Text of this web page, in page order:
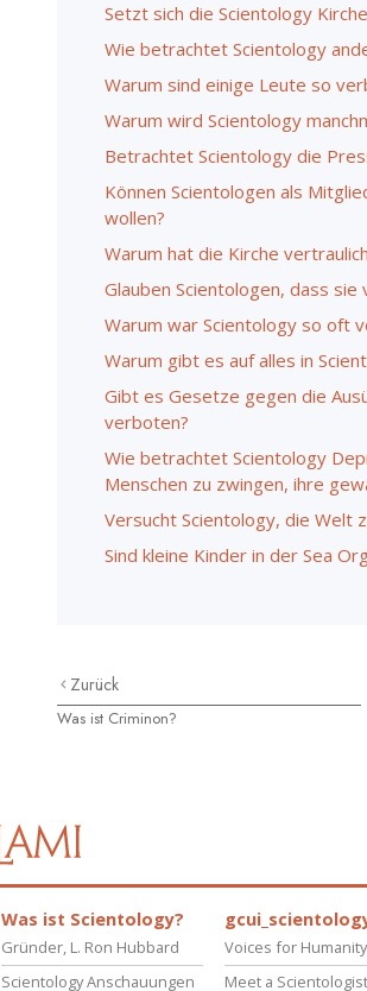
Setzt sich die Scientology
Wie betrachtet Scientology
Warum sind einige Leute so
Warum wird Scientology
Betrachtet Scientology die
Können Scientologen als
wollen?
Warum hat die Kirche
Glauben Scientologen, dass
Warum war Scientology so oft
Warum gibt es auf alles in
Gibt es Gesetze gegen die
verboten?
Wie betrachtet Scientology
Menschen zu zwingen, ihre
Versucht Scientology, die Welt
Sind kleine Kinder in der Sea
Zurück
Was ist Criminon?
Was ist Scientology?
Gründer, L. Ron Hubbard
Scientology Anschauungen
Voices for Humanity
Meet a Scientologist